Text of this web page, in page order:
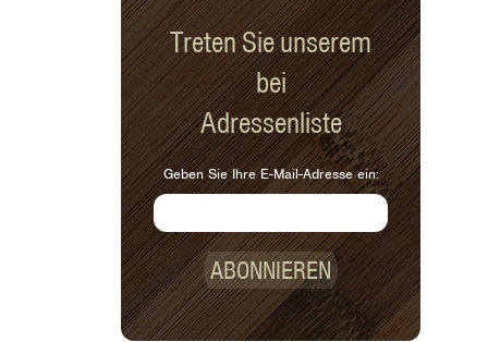
Treten Sie unserem
bei
Adressenliste
Geben Sie Ihre E-Mail-Adresse ein:
ABONNIEREN